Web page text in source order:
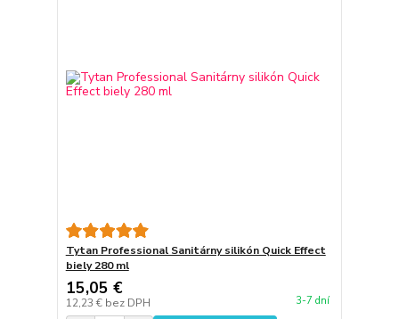
Tytan Professional Sanitárny silikón Quick Effect
biely 280 ml
15,05 €
12,23 € bez DPH 3-7 dní